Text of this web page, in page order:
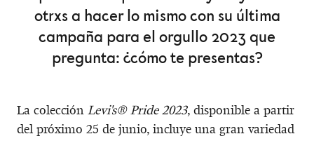
otrxs a hacer lo mismo con su última
campaña para el orgullo 2023 que
pregunta: ¿cómo te presentas?
La colección Levi's® Pride 2023, disponible a partir
del próximo 25 de junio, incluye una gran variedad